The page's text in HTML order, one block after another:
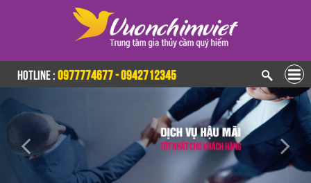
HOTLINE :0977774677 - 0942712345